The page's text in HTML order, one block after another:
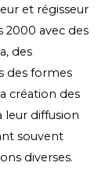
et régisseur
2000 avec des
des
des formes
création des
leur diffusion
souvent
diverses.